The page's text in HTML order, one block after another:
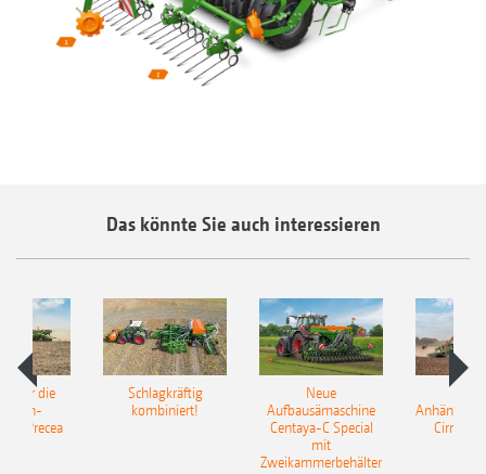
Das könnte Sie auch interessieren
für die
Precea
Schlagkräftig
kombiniert!
Neue
Aufbausämaschine
Centaya-C Special
mit
Zweikammerbehälter
Cirrus